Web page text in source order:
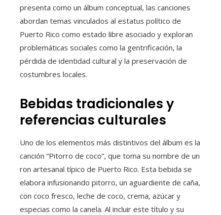
presenta como un álbum conceptual, las canciones
abordan temas vinculados al estatus político de
Puerto Rico como estado libre asociado y exploran
problemáticas sociales como la gentrificación, la
pérdida de identidad cultural y la preservación de
costumbres locales.
Bebidas tradicionales y
referencias culturales
Uno de los elementos más distintivos del álbum es la
canción “Pitorro de coco”, que toma su nombre de un
ron artesanal típico de Puerto Rico. Esta bebida se
elabora infusionando pitorro, un aguardiente de caña,
con coco fresco, leche de coco, crema, azúcar y
especias como la canela. Al incluir este título y su